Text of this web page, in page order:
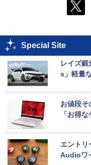
Special Site
レイズ
s」軽量
お値段そ
「お得
エント
Audioワ